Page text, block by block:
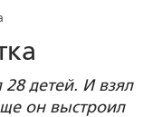
детей. И взял
он выстроил